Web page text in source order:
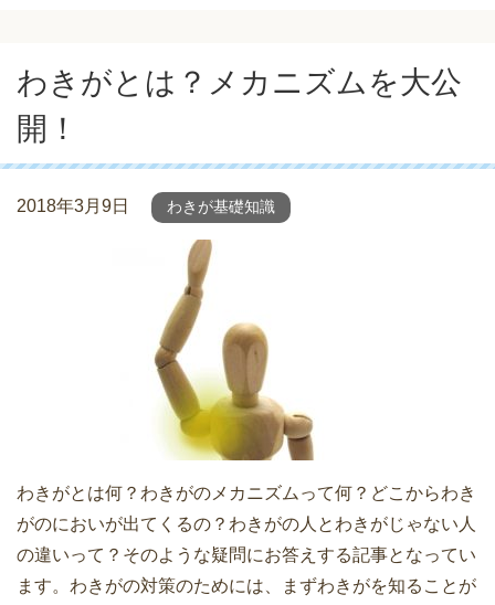
わきがとは？メカニズムを大公
開！
2018年3月9日 わきが基礎知識
わきがとは何？わきがのメカニズムって何？どこからわき
がのにおいが出てくるの？わきがの人とわきがじゃない人
の違いって？そのような疑問にお答えする記事となってい
ます。わきがの対策のためには、まずわきがを知ることが